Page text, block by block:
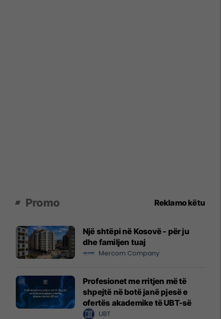
Promo Reklamo këtu
Një shtëpi në Kosovë - për ju
dhe familjen tuaj
Mercom Company
Profesionet me rritjen më të
shpejtë në botë janë pjesë e
ofertës akademike të UBT-së
UBT